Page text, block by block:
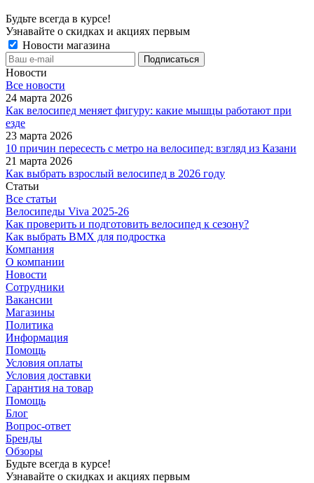
Будьте всегда в курсе!
Узнавайте о скидках и акциях первым
Новости магазина
Новости
Все новости
24 марта 2026
Как велосипед меняет фигуру: какие мышцы работают при
езде
23 марта 2026
10 причин пересесть с метро на велосипед: взгляд из Казани
21 марта 2026
Как выбрать взрослый велосипед в 2026 году
Статьи
Все статьи
Велосипеды Viva 2025-26
Как проверить и подготовить велосипед к сезону?
Как выбрать BMX для подростка
Компания
О компании
Новости
Сотрудники
Вакансии
Магазины
Политика
Информация
Помощь
Условия оплаты
Условия доставки
Гарантия на товар
Помощь
Блог
Вопрос-ответ
Бренды
Обзоры
Будьте всегда в курсе!
Узнавайте о скидках и акциях первым